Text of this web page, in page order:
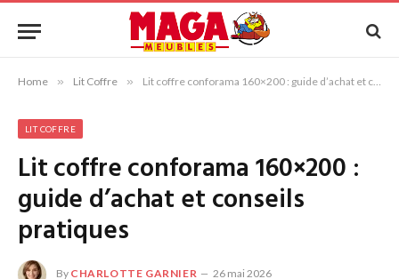
Home » Lit Coffre » Lit coffre conforama 160×200 : guide d’achat et conseils pratiques
LIT COFFRE
Lit coffre conforama 160×200 :
guide d’achat et conseils
pratiques
By CHARLOTTE GARNIER
26 mai 2026